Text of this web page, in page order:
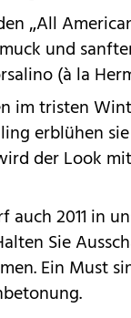
„All
und
(à la
im tristen
erblühen
der Look
2011 in
Sie
Ein Must